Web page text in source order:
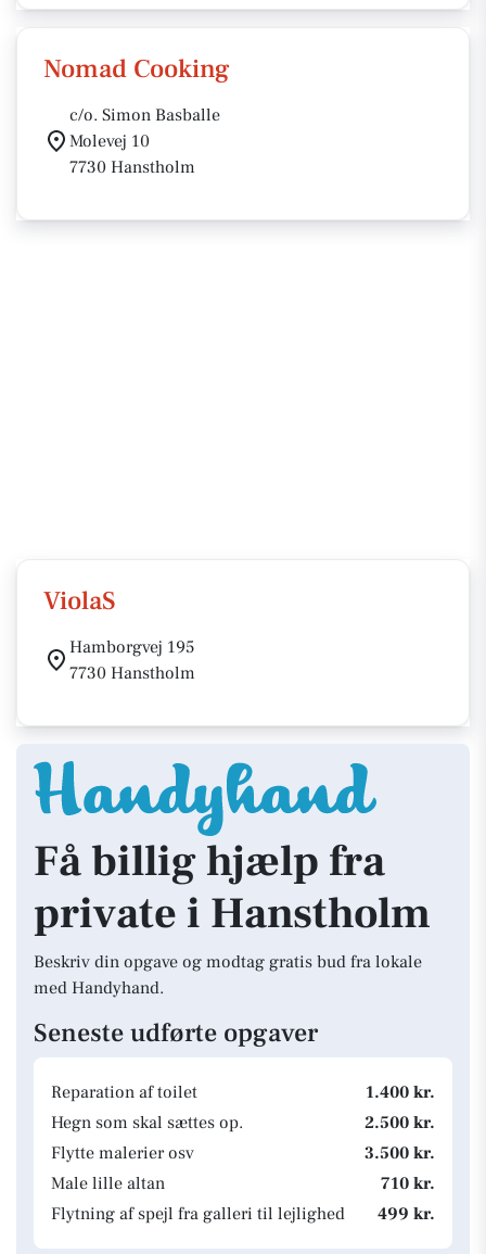
Nomad Cooking
c/o. Simon Basballe
Molevej 10
7730 Hanstholm
ViolaS
Hamborgvej 195
7730 Hanstholm
Få billig hjælp fra
private i Hanstholm
Beskriv din opgave og modtag gratis bud fra lokale
med Handyhand.
Seneste udførte opgaver
Reparation af toilet
1.400 kr.
Hegn som skal sættes op.
2.500 kr.
Flytte malerier osv
3.500 kr.
Male lille altan
710 kr.
Flytning af spejl fra galleri til lejlighed
499 kr.